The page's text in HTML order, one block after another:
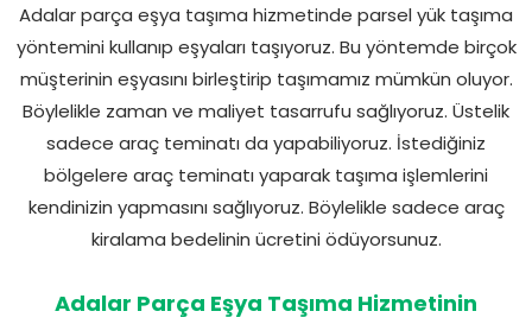
Adalar parça eşya taşıma hizmetinde parsel yük taşıma
yöntemini kullanıp eşyaları taşıyoruz. Bu yöntemde birçok
müşterinin eşyasını birleştirip taşımamız mümkün oluyor.
Böylelikle zaman ve maliyet tasarrufu sağlıyoruz. Üstelik
sadece araç teminatı da yapabiliyoruz. İstediğiniz
bölgelere araç teminatı yaparak taşıma işlemlerini
kendinizin yapmasını sağlıyoruz. Böylelikle sadece araç
kiralama bedelinin ücretini ödüyorsunuz.
Adalar Parça Eşya Taşıma Hizmetinin